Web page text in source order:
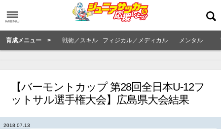
育成メニュー > 戦術／スキル フィジカル／メディカル メンタル
【バーモントカップ 第28回全日本U-12フ
ットサル選手権大会】広島県大会結果
2018.07.13